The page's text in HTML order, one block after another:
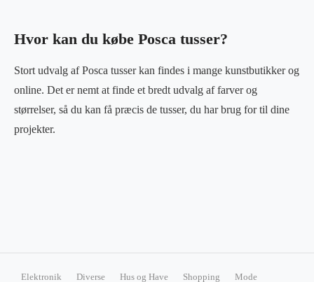
Hvor kan du købe Posca tusser?
Stort udvalg af Posca tusser kan findes i mange kunstbutikker og
online. Det er nemt at finde et bredt udvalg af farver og
størrelser, så du kan få præcis de tusser, du har brug for til dine
projekter.
Elektronik Diverse Hus og Have Shopping Mode